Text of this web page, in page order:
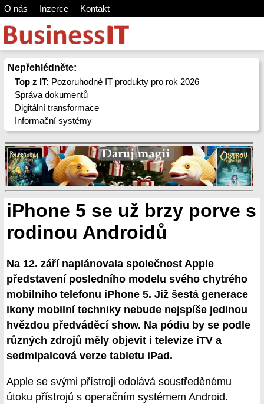
O nás Inzerce Kontakt
Nepřehlédněte:
Top z IT: Pozoruhodné IT produkty pro rok 2026
Správa dokumentů
Digitální transformace
Informační systémy
iPhone 5 se už brzy porve s
rodinou Androidů
Na 12. září naplánovala společnost Apple
představení posledního modelu svého chytrého
mobilního telefonu iPhone 5. Již šestá generace
ikony mobilní techniky nebude nejspíše jedinou
hvězdou předváděcí show. Na pódiu by se podle
různých zdrojů měly objevit i televize iTV a
sedmipalcová verze tabletu iPad.
Apple se svými přístroji odolává soustředěnému
útoku přístrojů s operačním systémem Android.